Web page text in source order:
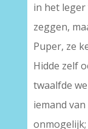
in het leger
zeggen,
Puper, ze
Hidde zelf
twaalfde
iemand